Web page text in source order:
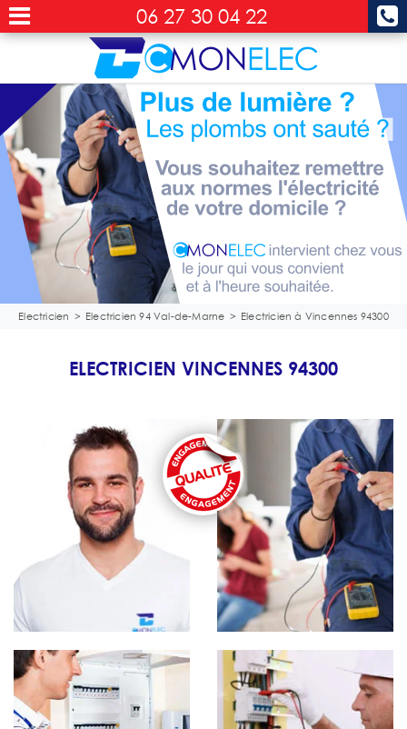
06 27 30 04 22
Electricien > Electricien 94 Val-de-Marne > Electricien à Vincennes 94300
ELECTRICIEN VINCENNES 94300